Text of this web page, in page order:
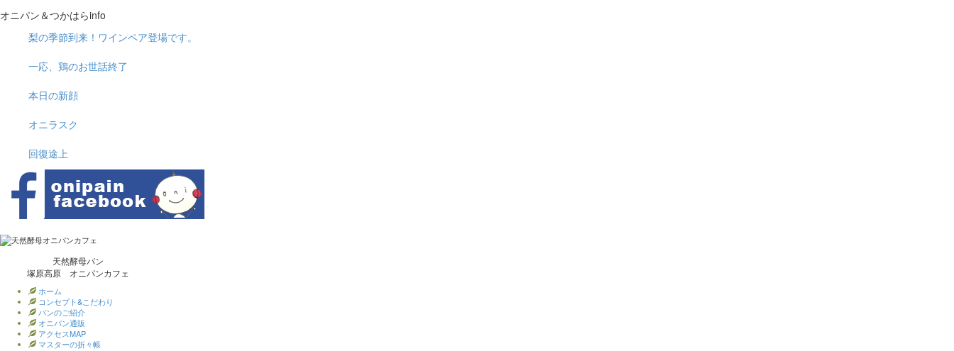
オニパン＆つかはらinfo
梨の季節到来！ワインペア登場です。
一応、鶏のお世話終了
本日の新顔
オニラスク
回復途上
天然酵母パン
塚原高原 オニパンカフェ
ホーム
コンセプト&こだわり
パンのご紹介
オニパン通販
アクセスMAP
マスターの折々帳